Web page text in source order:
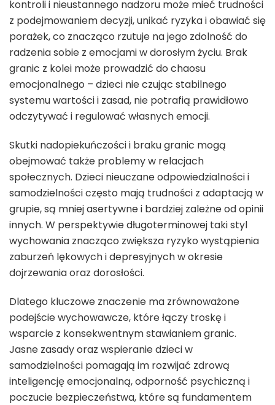
kontroli i nieustannego nadzoru może mieć trudności
z podejmowaniem decyzji, unikać ryzyka i obawiać się
porażek, co znacząco rzutuje na jego zdolność do
radzenia sobie z emocjami w dorosłym życiu. Brak
granic z kolei może prowadzić do chaosu
emocjonalnego – dzieci nie czując stabilnego
systemu wartości i zasad, nie potrafią prawidłowo
odczytywać i regulować własnych emocji.
Skutki nadopiekuńczości i braku granic mogą
obejmować także problemy w relacjach
społecznych. Dzieci nieuczane odpowiedzialności i
samodzielności często mają trudności z adaptacją w
grupie, są mniej asertywne i bardziej zależne od opinii
innych. W perspektywie długoterminowej taki styl
wychowania znacząco zwiększa ryzyko wystąpienia
zaburzeń lękowych i depresyjnych w okresie
dojrzewania oraz dorosłości.
Dlatego kluczowe znaczenie ma zrównoważone
podejście wychowawcze, które łączy troskę i
wsparcie z konsekwentnym stawianiem granic.
Jasne zasady oraz wspieranie dzieci w
samodzielności pomagają im rozwijać zdrową
inteligencję emocjonalną, odporność psychiczną i
poczucie bezpieczeństwa, które są fundamentem